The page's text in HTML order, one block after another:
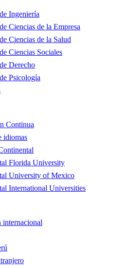
Ingeniería
Ciencias de la Empresa
Ciencias de la Salud
Ciencias Sociales
Derecho
Psicología
Continua
idiomas
Florida University
University of Mexico
International Universities